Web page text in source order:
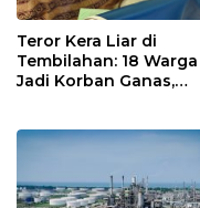
Teror Kera Liar di
Tembilahan: 18 Warga
Jadi Korban Ganas,